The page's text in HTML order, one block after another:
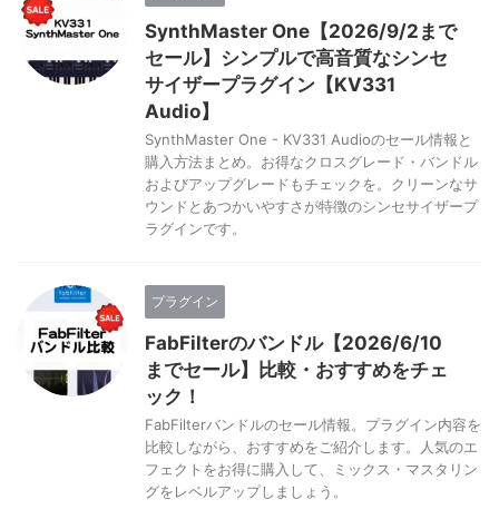
SynthMaster One【2026/9/2まで
セール】シンプルで高音質なシンセ
サイザープラグイン【KV331
Audio】
SynthMaster One - KV331 Audioのセール情報と
購入方法まとめ。お得なクロスグレード・バンドル
およびアップグレードもチェックを。クリーンなサ
ウンドとあつかいやすさが特徴のシンセサイザープ
ラグインです。
プラグイン
FabFilterのバンドル【2026/6/10
までセール】比較・おすすめをチェ
ック！
FabFilterバンドルのセール情報。プラグイン内容を
比較しながら、おすすめをご紹介します。人気のエ
フェクトをお得に購入して、ミックス・マスタリン
グをレベルアップしましょう。